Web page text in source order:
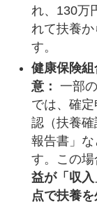
れ、130万
れて扶養
す。
健康保険
意： 一部
では、確
認（扶養確
報告書」
す。この場
益が「収
点で扶養